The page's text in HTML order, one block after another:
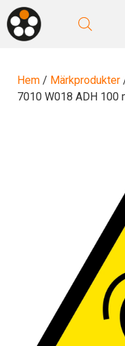
Hoppa
till
innehåll
Hem / Märkprodukter
7010 W018 ADH 100